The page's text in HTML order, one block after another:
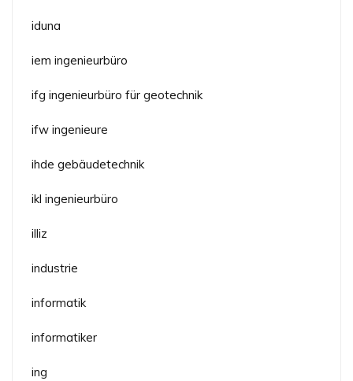
iduna
iem ingenieurbüro
ifg ingenieurbüro für geotechnik
ifw ingenieure
ihde gebäudetechnik
ikl ingenieurbüro
illiz
industrie
informatik
informatiker
ing